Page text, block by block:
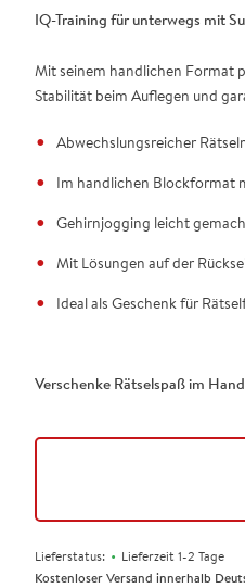
IQ-Training für unterwegs mit
Mit seinem handlichen Format
Stabilität beim Auflegen und
Abwechslungsreicher
Im handlichen Blockformat
Gehirnjogging leicht
Mit Lösungen auf der
Ideal als Geschenk für
Verschenke Rätselspaß im
Lieferstatus: • Lieferzeit 1-2 Tage
Kostenloser Versand innerhalb